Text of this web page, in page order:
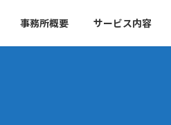
事務所概要 サービス内容